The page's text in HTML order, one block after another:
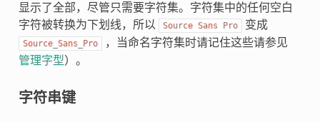
显示了全部，尽管只需要字符集。字符集中的任何空白
字符被转换为下划线，所以
Source Sans Pro 变成
Source_Sans_Pro
，当命名字符集时请记住这些请参见
管理字型）。
字符串键